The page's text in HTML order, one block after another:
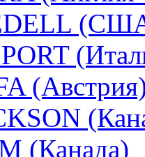
(Канада)